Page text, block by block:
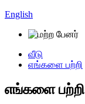
English
வீடு
எங்களை பற்றி
எங்களை பற்றி